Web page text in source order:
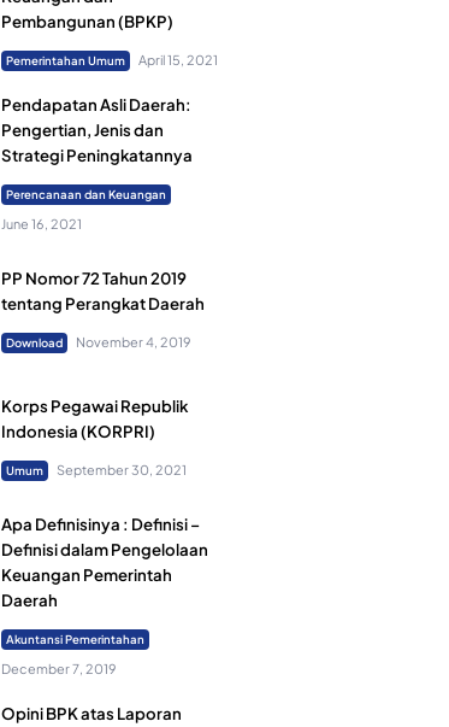
Pembangunan (BPKP)
Pemerintahan Umum April 15, 2021
Pendapatan Asli Daerah:
Pengertian, Jenis dan
Strategi Peningkatannya
Perencanaan dan Keuangan
June 16, 2021
PP Nomor 72 Tahun 2019
tentang Perangkat Daerah
Download November 4, 2019
Korps Pegawai Republik
Indonesia (KORPRI)
Umum September 30, 2021
Apa Definisinya : Definisi –
Definisi dalam Pengelolaan
Keuangan Pemerintah
Daerah
Akuntansi Pemerintahan
December 7, 2019
Opini BPK atas Laporan